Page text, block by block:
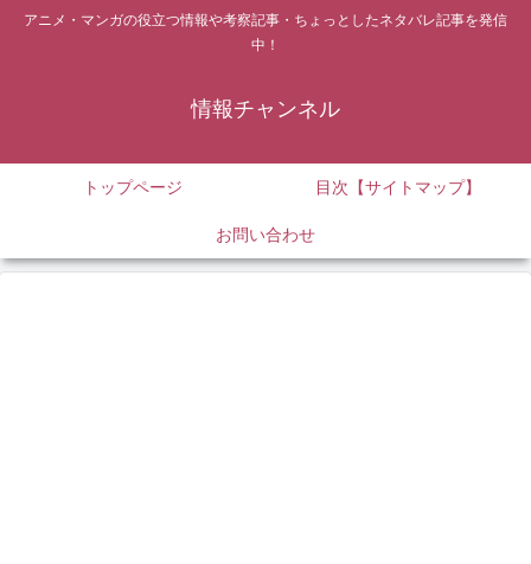
アニメ・マンガの役立つ情報や考察記事・ちょっとしたネタバレ記事を発信
中！
情報チャンネル
トップページ 目次【サイトマップ】
お問い合わせ